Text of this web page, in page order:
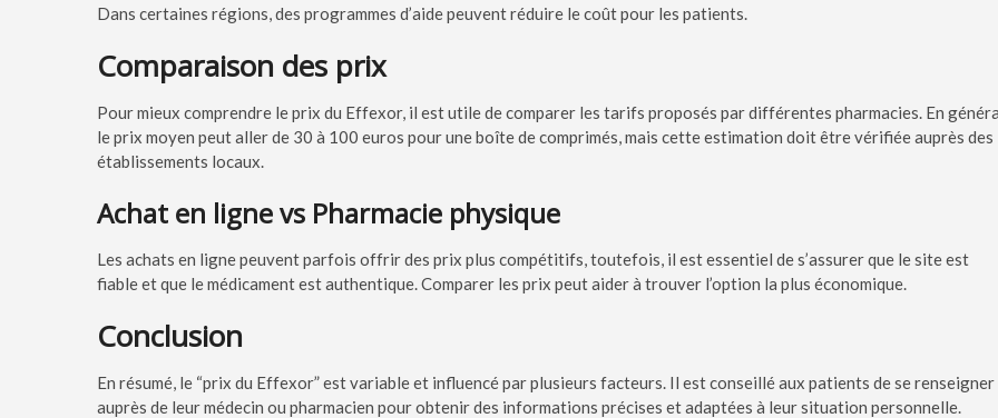
Dans certaines régions, des programmes d’aide peuvent réduire le coût pour les patients.
Comparaison des prix
Pour mieux comprendre le prix du Effexor, il est utile de comparer les tarifs proposés par différentes pharmacies. En
le prix moyen peut aller de 30 à 100 euros pour une boîte de comprimés, mais cette estimation doit être vérifiée auprès des
établissements locaux.
Achat en ligne vs Pharmacie physique
Les achats en ligne peuvent parfois offrir des prix plus compétitifs, toutefois, il est essentiel de s’assurer que le site est
fiable et que le médicament est authentique. Comparer les prix peut aider à trouver l’option la plus économique.
Conclusion
En résumé, le “prix du Effexor” est variable et influencé par plusieurs facteurs. Il est conseillé aux patients de se renseigner
auprès de leur médecin ou pharmacien pour obtenir des informations précises et adaptées à leur situation personnelle.